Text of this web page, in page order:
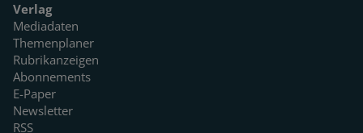
Verlag
Mediadaten
Themenplaner
Rubrikanzeigen
Abonnements
E-Paper
Newsletter
RSS